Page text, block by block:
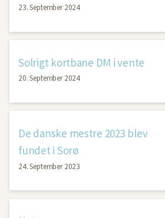
23. September 2024
Solrigt kortbane DM i vente
20. September 2024
De danske mestre 2023 blev
fundet i Sorø
24. September 2023